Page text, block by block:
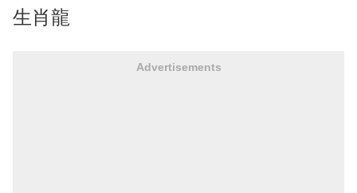
生肖龍
Advertisements